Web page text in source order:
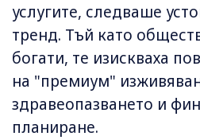
услугите, следваше
тренд. Тъй като
богати, те изискваха
на "премиум"
здравеопазването и
планиране.